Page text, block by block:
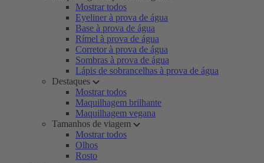
Mostrar todos
Eyeliner à prova de água
Base à prova de água
Rímel à prova de água
Corretor à prova de água
Sombras à prova de água
Lápis de sobrancelhas à prova de água
Destaques
Mostrar todos
Maquilhagem brilhante
Maquilhagem vegana
Tamanhos de viagem
Mostrar todos
Olhos
Rosto